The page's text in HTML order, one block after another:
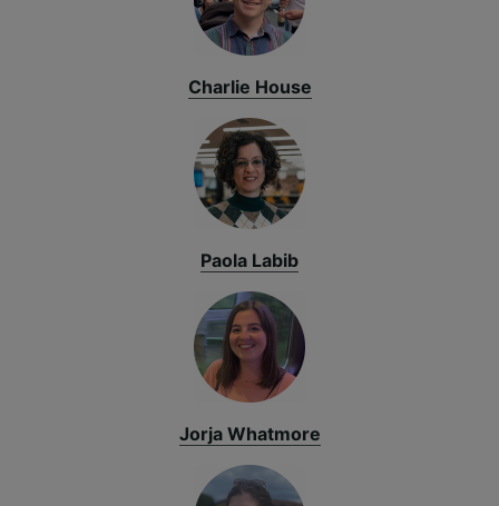
Charlie House
Paola Labib
Jorja Whatmore